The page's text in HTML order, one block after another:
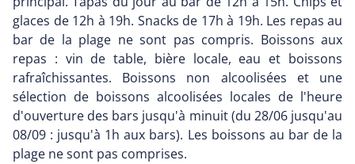
glaces de 12h à 19h. Snacks de 17h à 19h. Les repas au
bar de la plage ne sont pas compris. Boissons aux
repas : vin de table, bière locale, eau et boissons
rafraîchissantes. Boissons non alcoolisées et une
sélection de boissons alcoolisées locales de l'heure
d'ouverture des bars jusqu'à minuit (du 28/06 jusqu'au
08/09 : jusqu'à 1h aux bars). Les boissons au bar de la
plage ne sont pas comprises.